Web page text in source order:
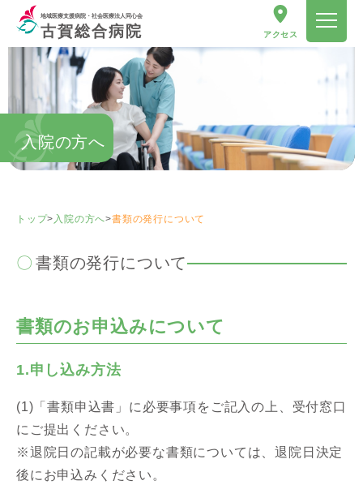
地域医療支援病院・社会医療法人同心会
古賀総合病院 アクセス
入院の方へ
トップ> 入院の方へ>書類の発行について
書類の発行について
書類のお申込みについて
1.申し込み方法
(1)「書類申込書」に必要事項をご記入の上、受付窓口
にご提出ください。
※退院日の記載が必要な書類については、退院日決定
後にお申込みください。